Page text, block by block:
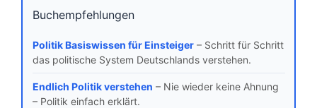
Buchempfehlungen
Politik Basiswissen für Einsteiger– Schritt für Schritt
das politische System Deutschlands verstehen.
Endlich Politik verstehen – Nie wieder keine Ahnung
– Politik einfach erklärt.